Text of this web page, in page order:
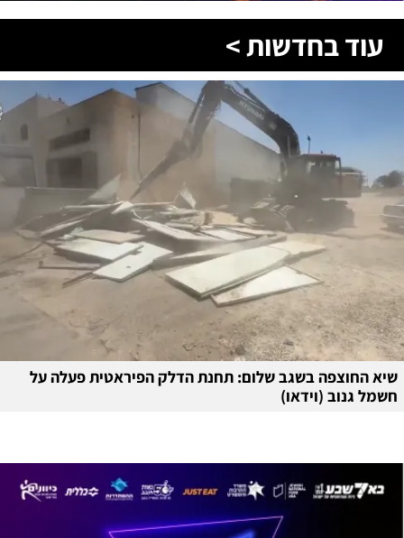
עוד בחדשות >
שיא החוצפה בשגב שלום: תחנת הדלק הפיראטית פעלה על
חשמל גנוב (וידאו)